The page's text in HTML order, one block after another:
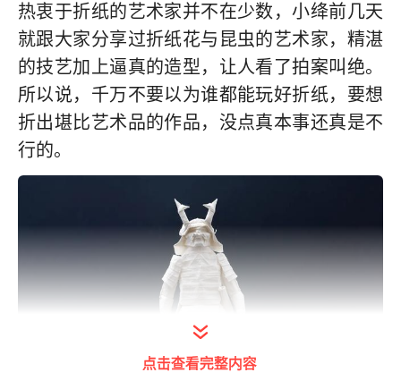
热衷于折纸的艺术家并不在少数，小绛前几天
就跟大家分享过折纸花与昆虫的艺术家，精湛
的技艺加上逼真的造型，让人看了拍案叫绝。
所以说，千万不要以为谁都能玩好折纸，要想
折出堪比艺术品的作品，没点真本事还真是不
行的。
点击查看完整内容